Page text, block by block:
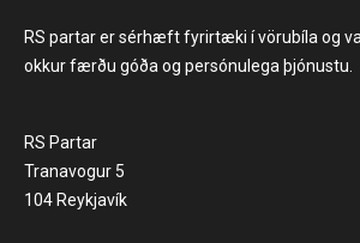
RS partar er sérhæft fyrirtæki í vörubíla og
okkur færðu góða og persónulega þjónustu.
RS Partar
Tranavogur 5
104 Reykjavík